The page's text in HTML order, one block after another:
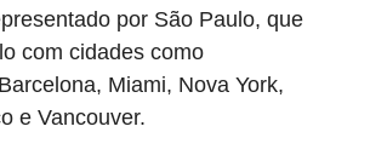
por São Paulo, que
com cidades como
Miami, Nova York,
e Vancouver.